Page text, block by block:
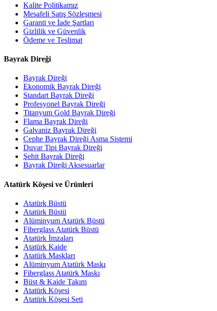
Kalite Politikamız
Mesafeli Satış Sözleşmesi
Garanti ve İade Şartları
Gizlilik ve Güvenlik
Ödeme ve Teslimat
Bayrak Direği
Bayrak Direği
Ekonomik Bayrak Direği
Standart Bayrak Direği
Profesyonel Bayrak Direği
Titanyum Gold Bayrak Direği
Flama Bayrak Direği
Galvaniz Bayrak Direği
Cephe Bayrak Direği Asma Sistemi
Duvar Tipi Bayrak Direği
Şehit Bayrak Direği
Bayrak Direği Aksesuarlar
Atatürk Köşesi ve Ürünleri
Atatürk Büstü
Atatürk Büstü
Alüminyum Atatürk Büstü
Fiberglass Atatürk Büstü
Atatürk İmzaları
Atatürk Kaide
Atatürk Maskları
Alüminyum Atatürk Maskı
Fiberglass Atatürk Maskı
Büst & Kaide Takım
Atatürk Köşesi
Atatürk Köşesi Seti